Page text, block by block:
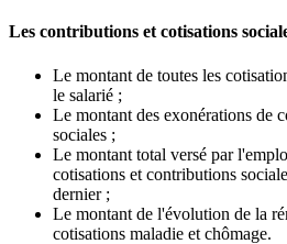
Les contributions et cotisations
Le montant de toutes les
le salarié ;
Le montant des exonérations de
sociales ;
Le montant total versé par
cotisations et contributions
dernier ;
Le montant de l'évolution de la
cotisations maladie et chômage.